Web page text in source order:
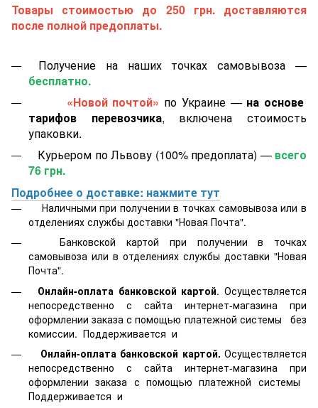
Товары стоимостью до 250 грн. доставляются
после полной предоплаты.
Получение на наших точках самовывоза —
бесплатно.
«Новой почтой» по Украине — на основе
тарифов перевозчика, включена стоимость
упаковки.
Курьером по Львову (100% предоплата) — всего
76 грн.
Подробнее о доставке: нажмите тут
Наличными при получении в точках самовывоза или в
отделениях службы доставки "Новая Почта".
Банковской картой при получении в точках
самовывоза или в отделениях службы доставки "Новая
Почта".
Онлайн-оплата банковской картой. Осуществляется
непосредственно с сайта интернет-магазина при
оформлении заказа с помощью платежной системы
без
комиссии. Поддерживается и
Онлайн-оплата банковской картой. Осуществляется
непосредственно с сайта интернет-магазина при
оформлении заказа с помощью платежной системы
Поддерживается и